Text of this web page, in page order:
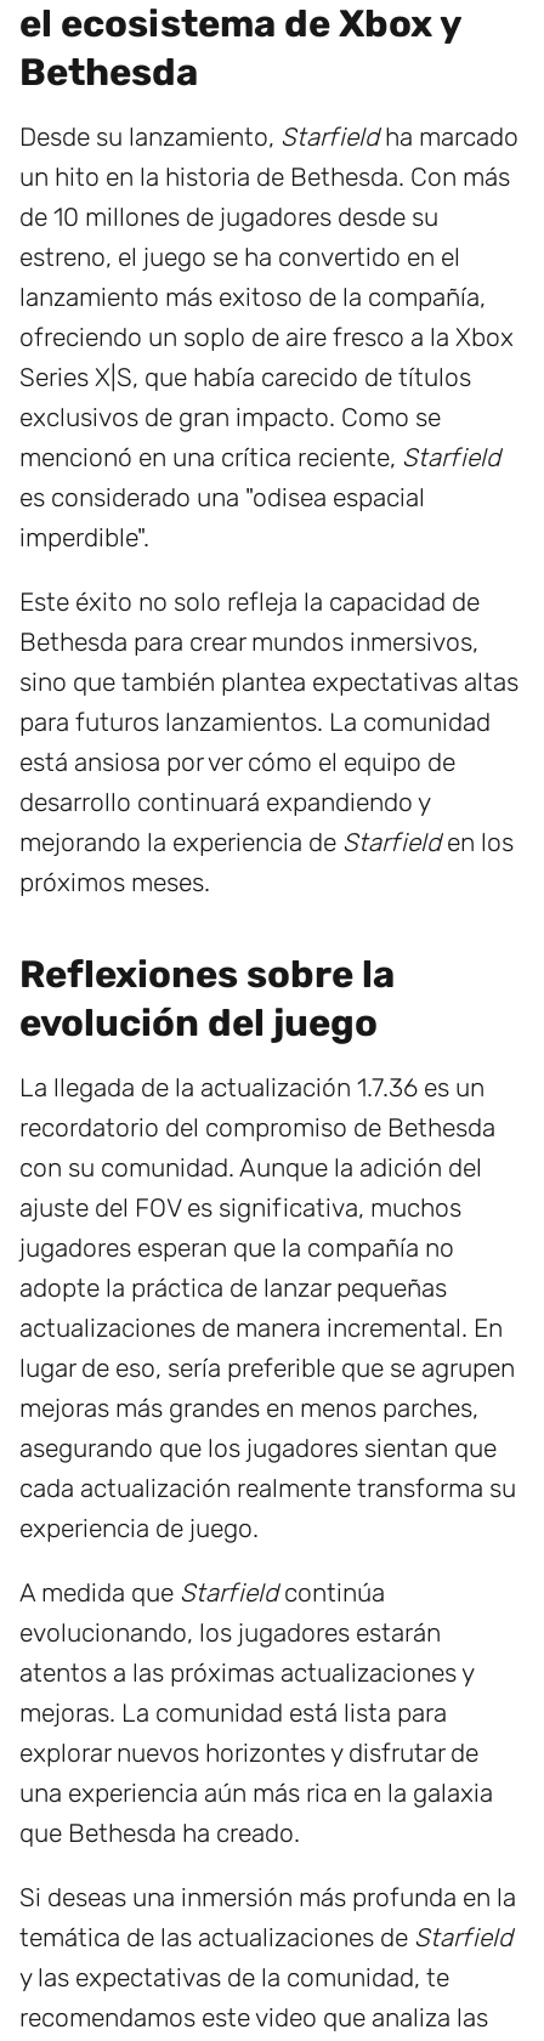
el ecosistema de Xbox y
Bethesda
Desde su lanzamiento, Starfieldha marcado
un hito en la historia de Bethesda. Con más
de 10 millones de jugadores desde su
estreno, el juego se ha convertido en el
lanzamiento más exitoso de la compañía,
ofreciendo un soplo de aire fresco a la Xbox
Series X|S, que había carecido de títulos
exclusivos de gran impacto. Como se
mencionó en una crítica reciente, Starfield
es considerado una "odisea espacial
imperdible".
Este éxito no solo refleja la capacidad de
Bethesda para crear mundos inmersivos,
sino que también plantea expectativas altas
para futuros lanzamientos. La comunidad
está ansiosa por ver cómo el equipo de
desarrollo continuará expandiendo y
mejorando la experiencia de Starfielden los
próximos meses.
Reflexiones sobre la
evolución del juego
La llegada de la actualización 1.7.36 es un
recordatorio del compromiso de Bethesda
con su comunidad. Aunque la adición del
ajuste del FOV es significativa, muchos
jugadores esperan que la compañía no
adopte la práctica de lanzar pequeñas
actualizaciones de manera incremental. En
lugar de eso, sería preferible que se agrupen
mejoras más grandes en menos parches,
asegurando que los jugadores sientan que
cada actualización realmente transforma su
experiencia de juego.
A medida que Starfieldcontinúa
evolucionando, los jugadores estarán
atentos a las próximas actualizaciones y
mejoras. La comunidad está lista para
explorar nuevos horizontes y disfrutar de
una experiencia aún más rica en la galaxia
que Bethesda ha creado.
Si deseas una inmersión más profunda en la
temática de las actualizaciones de Starfield
y las expectativas de la comunidad, te
recomendamos este video que analiza las